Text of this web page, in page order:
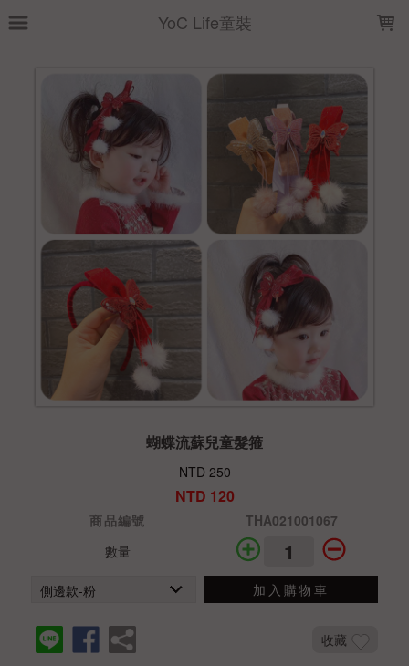
YoC Life童裝
蝴蝶流蘇兒童髮箍
NTD 250
NTD 120
商品編號
THA021001067
數量
加入購物車
收藏